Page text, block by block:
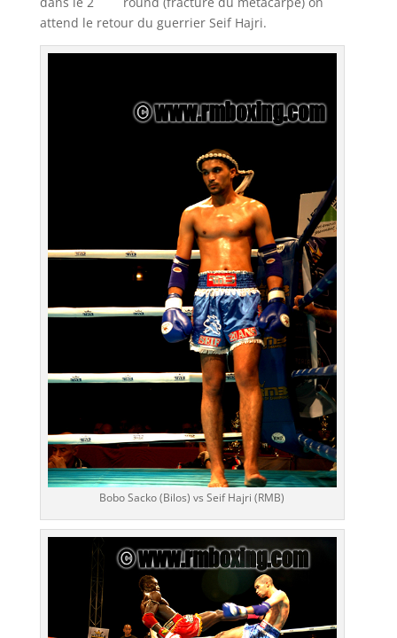
attend le retour du guerrier Seif Hajri.
Bobo Sacko (Bilos) vs Seif Hajri (RMB)